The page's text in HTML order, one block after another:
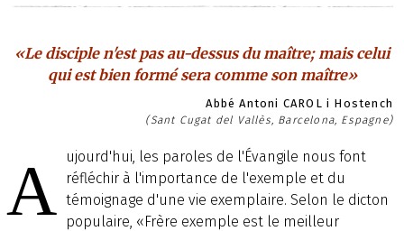
«Le disciple n'est pas au-dessus du maître; mais celui
qui est bien formé sera comme son maître»
Abbé Antoni CAROL i Hostench
(Sant Cugat del Vallès, Barcelona, Espagne)
A
ujourd'hui, les paroles de l'Évangile nous font
réfléchir à l'importance de l'exemple et du
témoignage d'une vie exemplaire. Selon le dicton
populaire, «Frère exemple est le meilleur